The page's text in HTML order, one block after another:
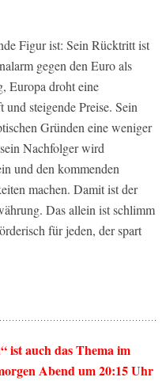
Figur ist: Sein Rücktritt ist
gegen den Euro als
Europa droht eine
steigende Preise. Sein
Gründen eine weniger
Nachfolger wird
und den kommenden
machen. Damit ist der
Das allein ist schlimm
für jeden, der spart
ist auch das Thema im
Abend um 20:15 Uhr